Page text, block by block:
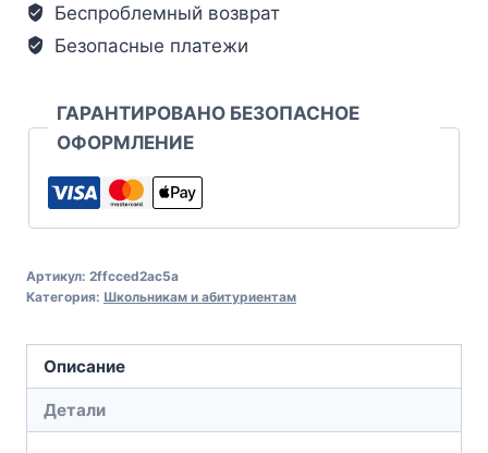
Беспроблемный возврат
Безопасные платежи
ГАРАНТИРОВАНО БЕЗОПАСНОЕ
ОФОРМЛЕНИЕ
Артикул: 2ffcced2ac5a
Категория: Школьникам и абитуриентам
Описание
Детали